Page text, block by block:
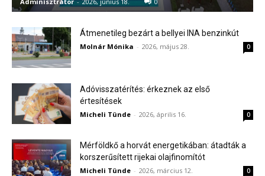
Átmenetileg bezárt a bellyei INA benzinkút
Molnár Mónika - 2026, május 28. 0
Adóvisszatérítés: érkeznek az első
értesítések
Micheli Tünde - 2026, április 16. 0
Mérföldkő a horvát energetikában: átadták a
korszerűsített rijekai olajfinomítót
Micheli Tünde - 2026, március 12. 0